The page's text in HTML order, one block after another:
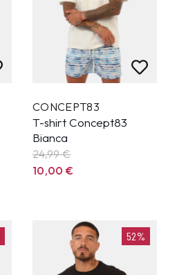
CONCEPT83
T-shirt Concept83
Bianca
24,99€
10,00€
52%